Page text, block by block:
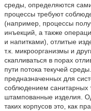
среды, определяются
процессы требуют
(например, процессы
инъекций, а также
и напитками), отлитые
т.к. микроорганизмы и
скапливаться в порах
пути потока текучей
предназначенных для
соблюдением санитарных
штампованные изделия.
таких корпусов это, как